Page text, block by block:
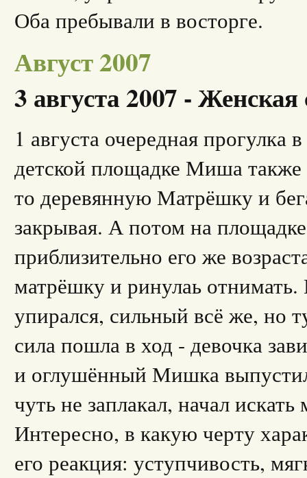
Оба пребывали в восторге.
Август 2007
3 августа 2007 -
1 августа очередная прогулка
детской площадке Миша
то деревянную Матрёшку и
закрывая. А потом на
приблизительно его же
матрёшку и ринулаь
упирался, сильный всё же, но
сила пошла в ход - девочка
и оглушённый Мишка
чуть не заплакал, начал искать
Интересно, в какую черту
его реакция: уступчивость,